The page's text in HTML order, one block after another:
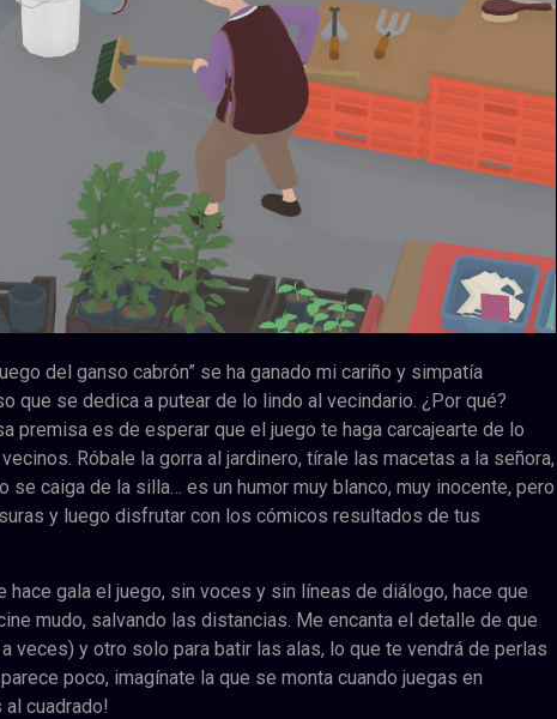
del ganso cabrón” se ha ganado mi cariño y simpatía
que se dedica a putear de lo lindo al vecindario. ¿Por qué?
premisa es de esperar que el juego te haga carcajearte de lo
Róbale la gorra al jardinero, tírale las macetas a la señora,
caiga de la silla… es un humor muy blanco, muy inocente, pero
y luego disfrutar con los cómicos resultados de tus
gala el juego, sin voces y sin líneas de diálogo, hace que
mudo, salvando las distancias. Me encanta el detalle de que
veces) y otro solo para batir las alas, lo que te vendrá de perlas
poco, imagínate la que se monta cuando juegas en
al cuadrado!